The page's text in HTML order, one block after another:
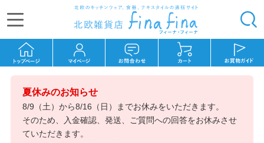
夏休みのお知らせ
8/9（土）から8/16（日）までお休みをいただきます。
そのため、入金確認、発送、ご質問への回答をお休みさせ
ていただきます。